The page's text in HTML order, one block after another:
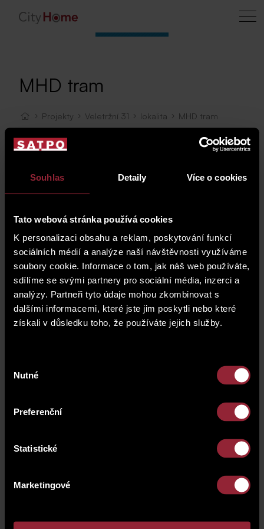
Souhlas Detaily Více o cookies
Tato webová stránka používá cookies
K personalizaci obsahu a reklam, poskytování funkcí
sociálních médií a analýze naší návštěvnosti využíváme
soubory cookie. Informace o tom, jak náš web používáte,
sdílíme se svými partnery pro sociální média, inzerci a
analýzy. Partneři tyto údaje mohou zkombinovat s
dalšími informacemi, které jste jim poskytli nebo které
získali v důsledku toho, že používáte jejich služby.
souhlasu
Nutné
Preferenční
Statistické
Marketingové
MHD tram
Projekty Veletržní 31 lokalita MHD tram
Zastávka tramvaje
Mapa